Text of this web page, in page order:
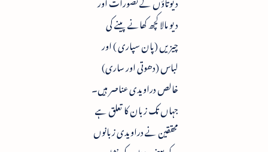
دیو مالا کچھ کھانے پینے کی
چیزیں (پان سپاری ) اور
لباس (دھوتی اور ساری)
خالص دراویدی عناصر ہیں۔
جہاں تک زبان کا تعلق ہے
محققین نے دراویدی زبانوں